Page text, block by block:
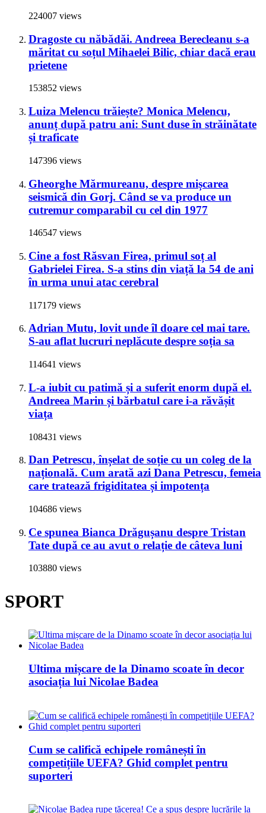
224007 views
Dragoste cu năbădăi. Andreea Berecleanu s-a
măritat cu soțul Mihaelei Bilic, chiar dacă erau
prietene
153852 views
Luiza Melencu trăiește? Monica Melencu,
anunț după patru ani: Sunt duse în străinătate
și traficate
147396 views
Gheorghe Mărmureanu, despre mișcarea
seismică din Gorj. Când se va produce un
cutremur comparabil cu cel din 1977
146547 views
Cine a fost Răsvan Firea, primul soț al
Gabrielei Firea. S-a stins din viață la 54 de ani
în urma unui atac cerebral
117179 views
Adrian Mutu, lovit unde îl doare cel mai tare.
S-au aflat lucruri neplăcute despre soția sa
114641 views
L-a iubit cu patimă și a suferit enorm după el.
Andreea Marin și bărbatul care i-a răvășit
viața
108431 views
Dan Petrescu, înșelat de soție cu un coleg de la
națională. Cum arată azi Dana Petrescu, femeia
care tratează frigiditatea și impotența
104686 views
Ce spunea Bianca Drăgușanu despre Tristan
Tate după ce au avut o relație de câteva luni
103880 views
SPORT
Ultima mișcare de la Dinamo scoate în decor
asociația lui Nicolae Badea
Cum se califică echipele românești în
competițiile UEFA? Ghid complet pentru
suporteri